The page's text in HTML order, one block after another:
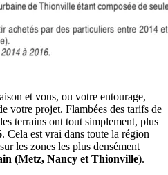
et vous, ou votre entourage,
votre projet. Flambées des tarifs de
terrains ont tout simplement, plus
. Cela est vrai dans toute la région
les zones les plus densément
(Metz, Nancy et Thionville).